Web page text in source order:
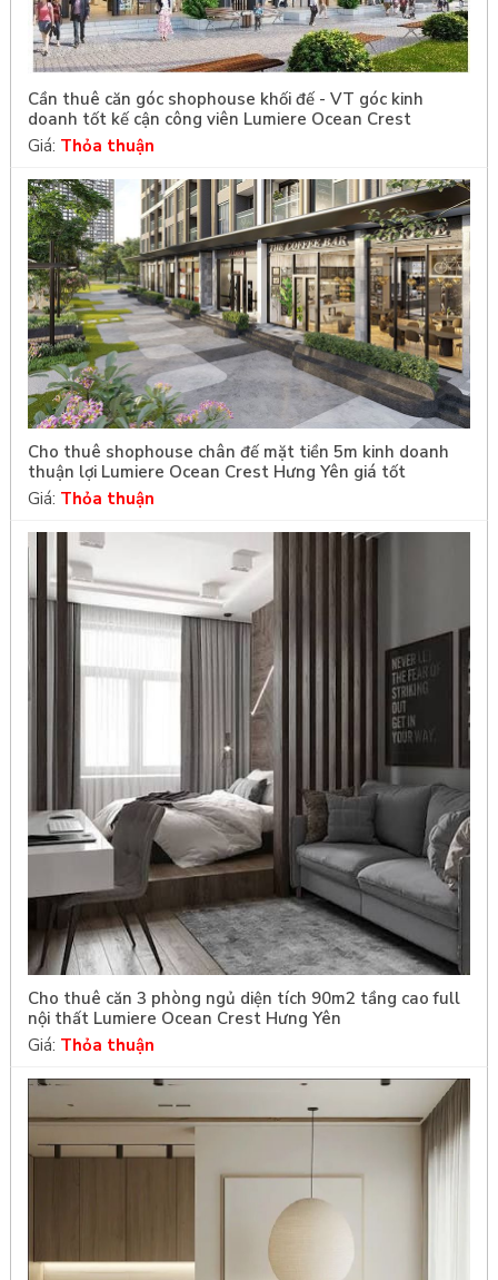
Cần thuê căn góc shophouse khối đế - VT góc kinh
doanh tốt kế cận công viên Lumiere Ocean Crest
Giá: Thỏa thuận
Cho thuê shophouse chân đế mặt tiền 5m kinh doanh
thuận lợi Lumiere Ocean Crest Hưng Yên giá tốt
Giá: Thỏa thuận
Cho thuê căn 3 phòng ngủ diện tích 90m2 tầng cao full
nội thất Lumiere Ocean Crest Hưng Yên
Giá: Thỏa thuận